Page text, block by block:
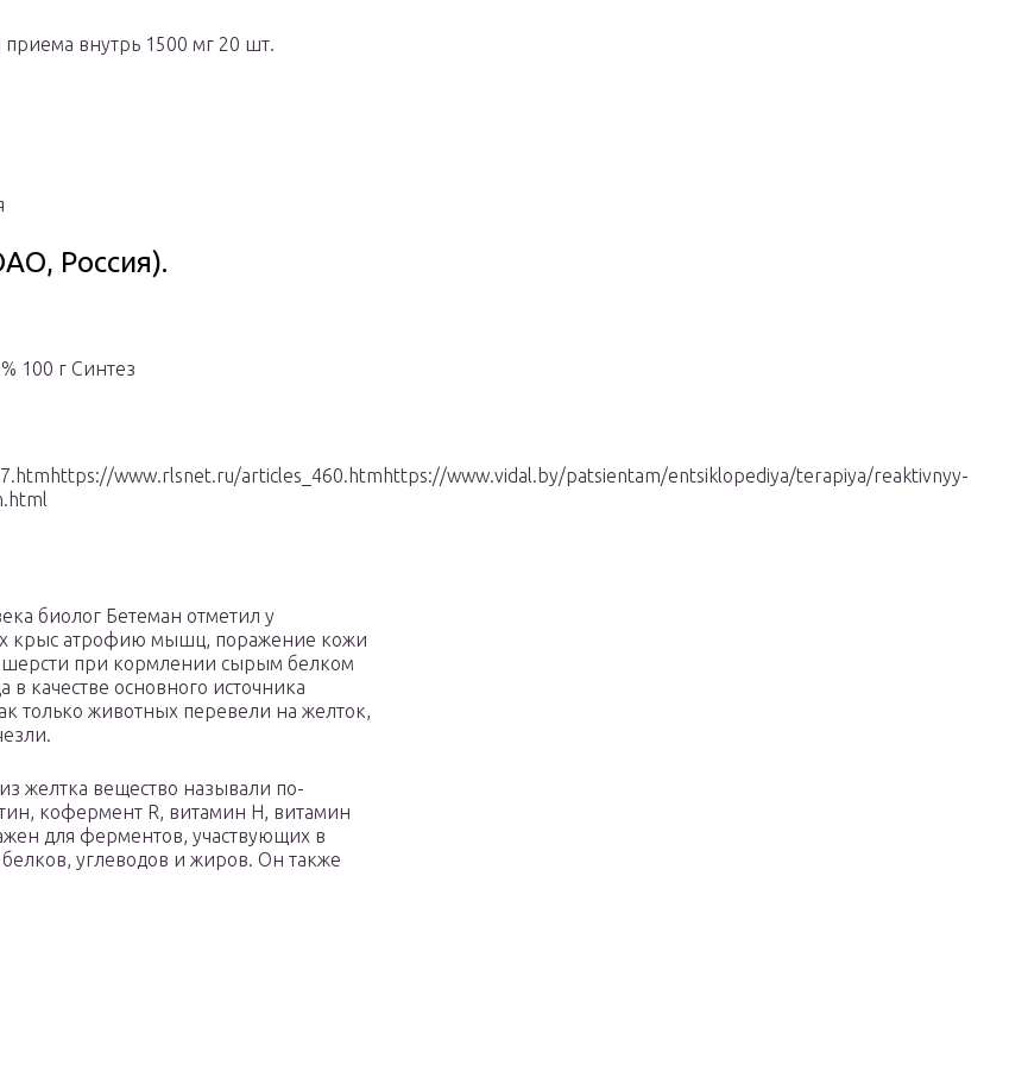
внутрь 1500 мг 20 шт.
Россия).
100 г Синтез
www.rlsnet.ru/articles_460.htmhttps://www.vidal.by/patsientam/entsiklopediya/terapiya/reaktivnyy-
биолог Бетеман отметил у
крыс атрофию мышц, поражение кожи
при кормлении сырым белком
в качестве основного источника
только животных перевели на желток,
желтка вещество называли по-
кофермент R, витамин H, витамин
для ферментов, участвующих в
углеводов и жиров. Он также